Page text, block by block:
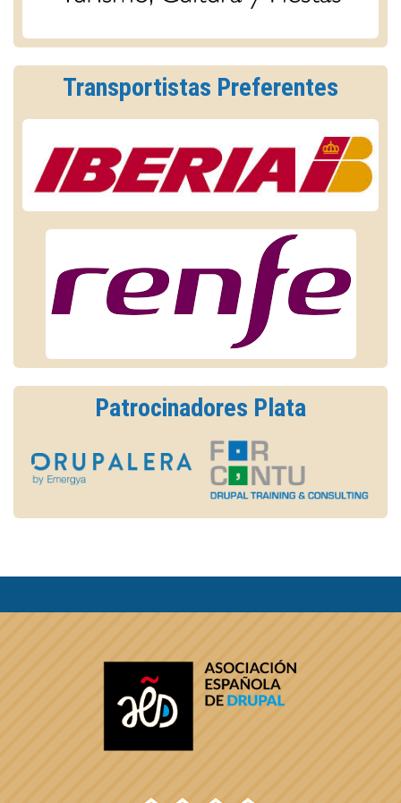
Transportistas Preferentes
Patrocinadores Plata